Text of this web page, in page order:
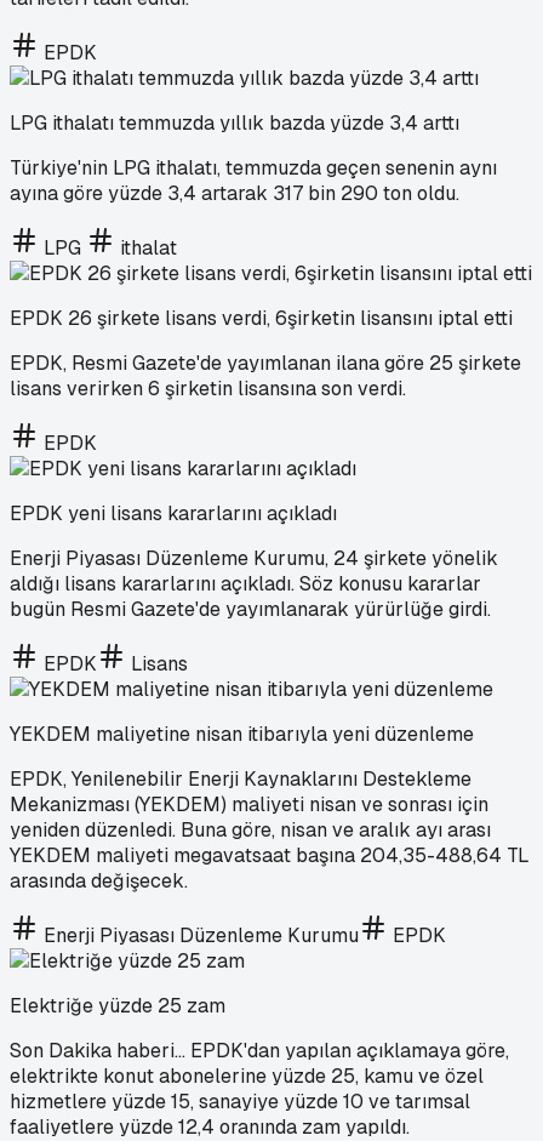
EPDK
LPG ithalatı temmuzda yıllık bazda yüzde 3,4 arttı
Türkiye'nin LPG ithalatı, temmuzda geçen senenin aynı
ayına göre yüzde 3,4 artarak 317 bin 290 ton oldu.
LPG ithalat
EPDK 26 şirkete lisans verdi, 6şirketin lisansını iptal etti
EPDK, Resmi Gazete'de yayımlanan ilana göre 25 şirkete
lisans verirken 6 şirketin lisansına son verdi.
EPDK
EPDK yeni lisans kararlarını açıkladı
Enerji Piyasası Düzenleme Kurumu, 24 şirkete yönelik
aldığı lisans kararlarını açıkladı. Söz konusu kararlar
bugün Resmi Gazete'de yayımlanarak yürürlüğe girdi.
EPDK Lisans
YEKDEM maliyetine nisan itibarıyla yeni düzenleme
EPDK, Yenilenebilir Enerji Kaynaklarını Destekleme
Mekanizması (YEKDEM) maliyeti nisan ve sonrası için
yeniden düzenledi. Buna göre, nisan ve aralık ayı arası
YEKDEM maliyeti megavatsaat başına 204,35-488,64 TL
arasında değişecek.
Enerji Piyasası Düzenleme Kurumu EPDK
Elektriğe yüzde 25 zam
Son Dakika haberi... EPDK'dan yapılan açıklamaya göre,
elektrikte konut abonelerine yüzde 25, kamu ve özel
hizmetlere yüzde 15, sanayiye yüzde 10 ve tarımsal
faaliyetlere yüzde 12,4 oranında zam yapıldı.